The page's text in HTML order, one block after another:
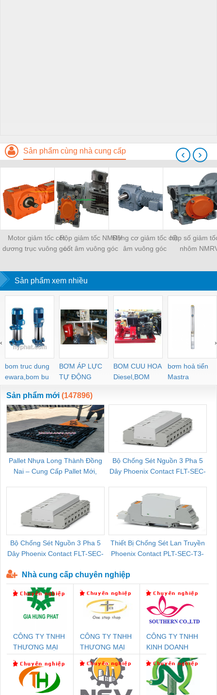
Sản phẩm cùng nhà cung cấp
Motor giảm tốc cốt
dương trục vuông góc
Hộp giảm tốc NMRV
cốt âm vuông góc
Động cơ giảm tốc cốt
âm vuông góc
hộp số giảm
nhôm
‹ ›
Sản phẩm xem nhiều
bom truc dung
ewara,bom bu
ewara
BƠM ÁP LỰC
TỰ ĐỘNG
BOM CUU HOA
Diesel,BOM
CHUA CHAY
bơm hoả tiển
Mastra
‹ ›
Sản phẩm mới (147896)
Pallet Nhựa Long Thành Đồng
Nai – Cung Cấp Pallet Mới,
Bộ Chống Sét Nguồn 3 Pha 5
Dây Phoenix Contact FLT-SEC-
Bộ Chống Sét Nguồn 3 Pha 5
Dây Phoenix Contact FLT-SEC-
Thiết Bị Chống Sét Lan Truyền
Phoenix Contact PLT-SEC-T3-
Nhà cung cấp chuyên nghiệp
CÔNG TY TNHH
THƯƠNG MẠI
THUẬT ĐIỆN CƠ
GIA HƯNG PHÁT
CÔNG TY TNHH
THƯƠNG MẠI
THIÊN ÂN VIỆT
NAM
CÔNG TY TNHH
KINH DOANH
DỊCH VỤ XNK
PHƯƠNG NAM